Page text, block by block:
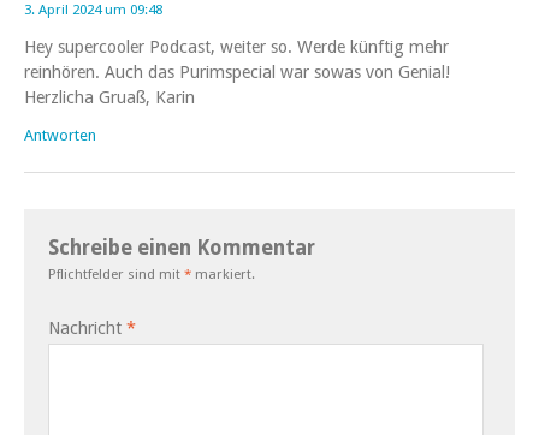
3. April 2024 um 09:48
Hey supercooler Podcast, weiter so. Werde künftig mehr
reinhören. Auch das Purimspecial war sowas von Genial!
Herzlicha Gruaß, Karin
Antworten
Schreibe einen Kommentar
Pflichtfelder sind mit * markiert.
Nachricht *